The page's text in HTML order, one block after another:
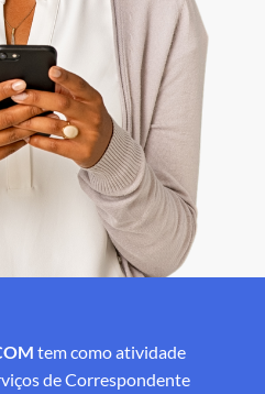
tem como atividade
de Correspondente